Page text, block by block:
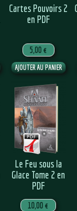
Cartes Pouvoirs 2
en PDF
5,00 €
Le Feu sous la
Glace Tome 2 en
PDF
10,00 €